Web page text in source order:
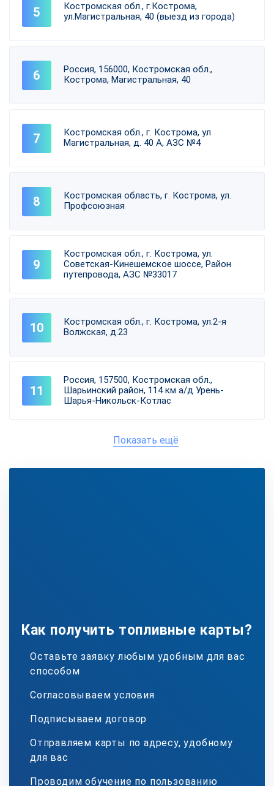
Костромская обл., г.Кострома,
ул.Магистральная, 40 (выезд из города)
Россия, 156000, Костромская обл.,
Кострома, Магистральная, 40
Костромская обл., г. Кострома, ул
Магистральная, д. 40 А, АЗС №4
Костромская область, г. Кострома, ул.
Профсоюзная
Костромская обл., г. Кострома, ул.
Советская-Кинешемское шоссе, Район
путепровода, АЗС №33017
Костромская обл., г. Кострома, ул.2-я
Волжская, д.23
Россия, 157500, Костромская обл.,
Шарьинский район, 114 км а/д Урень-
Шарья-Никольск-Котлас
Показать ещё
Как получить топливные карты?
Оставьте заявку любым удобным для вас
способом
Согласовываем условия
Подписываем договор
Отправляем карты по адресу, удобному
для вас
Проводим обучение по пользованию